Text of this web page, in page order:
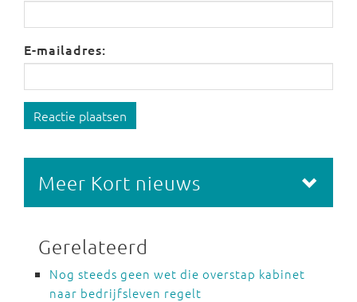
E-mailadres:
Reactie plaatsen
Meer Kort nieuws
Gerelateerd
Nog steeds geen wet die overstap kabinet
naar bedrijfsleven regelt